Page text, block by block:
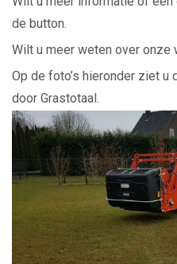
de button.
Wilt u meer weten over onze
Op de foto’s hieronder ziet u
door Grastotaal.